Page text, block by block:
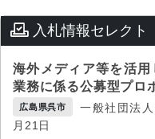
入札情報セレクト
海外メディア等を活
業務に係る公募型プロ
広島県呉市
一般社団法
月21日